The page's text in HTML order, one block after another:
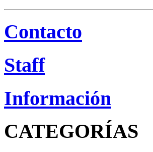
Contacto
Staff
Información
CATEGORÍAS